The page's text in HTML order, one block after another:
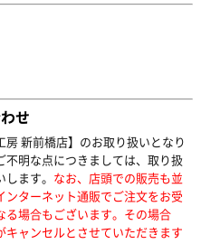
せ
新前橋店】のお取り扱いとなり
不明な点につきましては、取り扱
ます。 なお、店頭での販売も並
ターネット通販でご注文をお受
場合もございます。その場合
ャンセルとさせていただきます